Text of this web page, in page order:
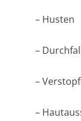
– Husten
–
–
–